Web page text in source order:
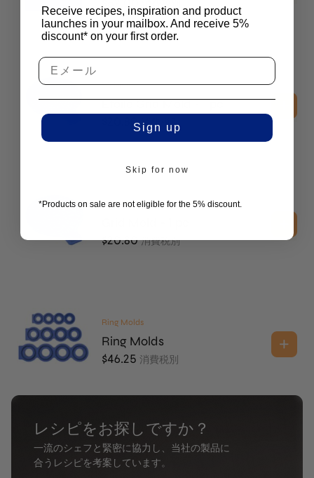
消費税別
2D Molds
Etoile Grid Mold - 1 pc
20.80 消費税別
2D Molds
$20.80 消費税別
Ring Molds
Ring Molds
$46.25 消費税別
レシピをお探しですか？
一流のシェフと緊密に協力し、当社の製品に
合うレシピを考案しています。
Receive recipes, inspiration and product
launches in your mailbox. And receive 5%
discount* on your first order.
Sign up
Skip for now
*Products on sale are not eligible for the 5% discount.